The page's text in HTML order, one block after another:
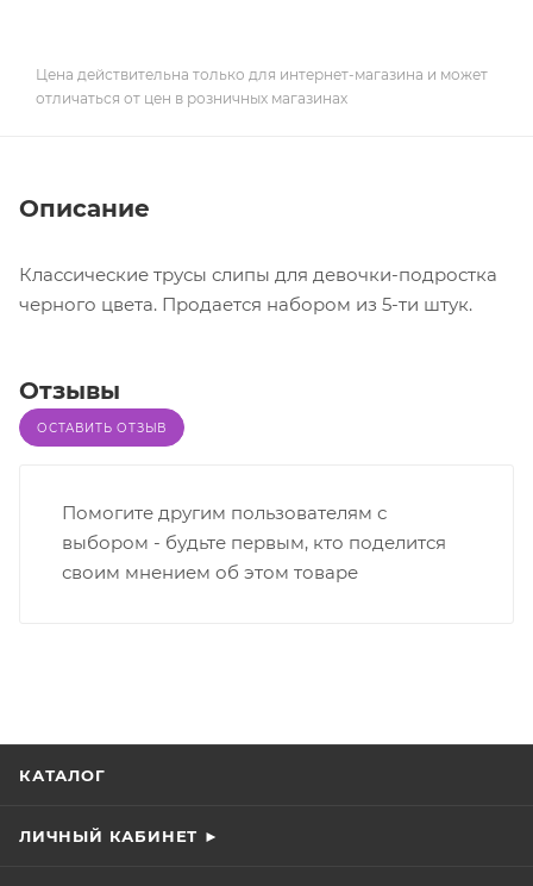
Цена действительна только для интернет-магазина и может
отличаться от цен в розничных магазинах
Описание
Классические трусы слипы для девочки-подростка
черного цвета. Продается набором из 5-ти штук.
Отзывы
ОСТАВИТЬ ОТЗЫВ
Помогите другим пользователям с
выбором - будьте первым, кто поделится
своим мнением об этом товаре
КАТАЛОГ
ЛИЧНЫЙ КАБИНЕТ ►